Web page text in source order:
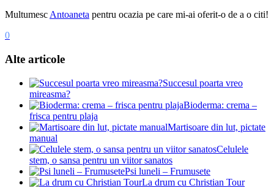
Multumesc Antoaneta pentru ocazia pe care mi-ai oferit-o de a o citi!
0
Alte articole
Succesul poarta vreo
mireasma?
Bioderma: crema –
frisca pentru plaja
Martisoare din lut, pictate
manual
Celulele
stem, o sansa pentru un viitor sanatos
Psi luneli – Frumusete
La drum cu Christian Tour